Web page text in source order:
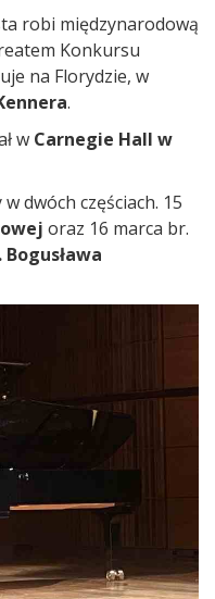
robi międzynarodową
Konkursu
na Florydzie, w
.
w Carnegie Hall w
dwóch częściach. 15
oraz 16 marca br.
Bogusława